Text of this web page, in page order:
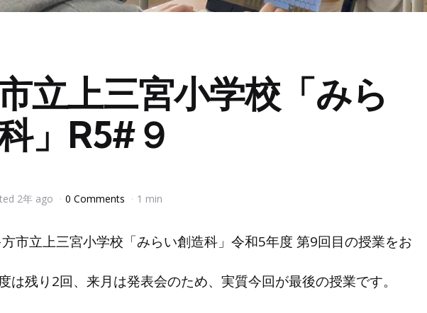
立上三宮小学校「みら
」R5#９
2年 ago 0 Comments 1 min
市立上三宮小学校「みらい創造科」令和5年度 第9回目の授業をお
は残り2回、来月は発表会のため、実質今回が最後の授業です。